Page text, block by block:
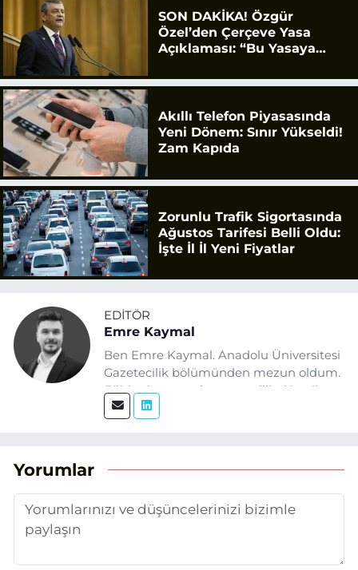
SON DAKİKA! Özgür
Özel’den Çerçeve Yasa
Açıklaması: “Bu Yasaya
Akıllı Telefon Piyasasında
Yeni Dönem: Sınır Yükseldi!
Zam Kapıda
Zorunlu Trafik Sigortasında
Ağustos Tarifesi Belli Oldu:
İşte İl İl Yeni Fiyatlar
EDITÖR
Emre Kaymal
Ben Emre Kaymal. Anadolu Üniversitesi
Gazetecilik bölümünden mezun oldum.
Eğitim hayatım boyunca dijital içerik
üretimi ve arama motoru
temel alıyorum.
Yorumlar